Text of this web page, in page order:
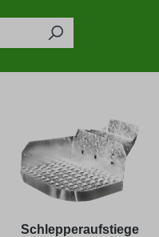
Schlepperaufstiege